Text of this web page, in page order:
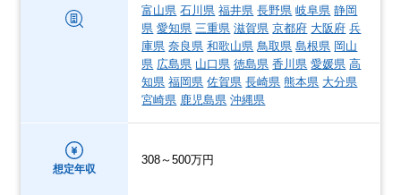
富山県 石川県 福井県 長野県 岐阜県 静岡
県 愛知県 三重県 滋賀県 京都府 大阪府 兵
庫県 奈良県 和歌山県 鳥取県 島根県 岡山
県 広島県 山口県 徳島県 香川県 愛媛県 高
知県 福岡県 佐賀県 長崎県 熊本県 大分県
宮崎県 鹿児島県 沖縄県
想定年収
308～500万円